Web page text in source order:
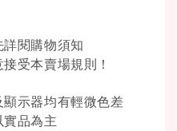
閱購物須知
受本賣場規則！
示器均有輕微色差
品為主